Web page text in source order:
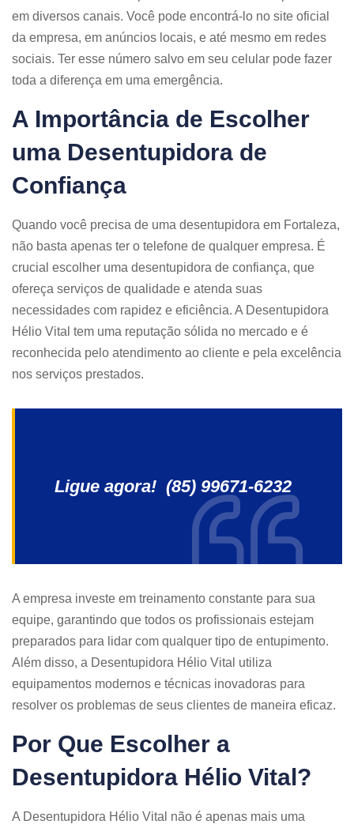
em diversos canais. Você pode encontrá-lo no site oficial
da empresa, em anúncios locais, e até mesmo em redes
sociais. Ter esse número salvo em seu celular pode fazer
toda a diferença em uma emergência.
A Importância de Escolher
uma Desentupidora de
Confiança
Quando você precisa de uma desentupidora em Fortaleza,
não basta apenas ter o telefone de qualquer empresa. É
crucial escolher uma desentupidora de confiança, que
ofereça serviços de qualidade e atenda suas
necessidades com rapidez e eficiência. A Desentupidora
Hélio Vital tem uma reputação sólida no mercado e é
reconhecida pelo atendimento ao cliente e pela excelência
nos serviços prestados.
Ligue agora! (85) 99671-6232
A empresa investe em treinamento constante para sua
equipe, garantindo que todos os profissionais estejam
preparados para lidar com qualquer tipo de entupimento.
Além disso, a Desentupidora Hélio Vital utiliza
equipamentos modernos e técnicas inovadoras para
resolver os problemas de seus clientes de maneira eficaz.
Por Que Escolher a
Desentupidora Hélio Vital?
A Desentupidora Hélio Vital não é apenas mais uma